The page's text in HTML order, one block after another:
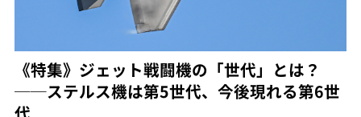
《特集》ジェット戦闘機の「世代」とは？
──ステルス機は第5世代、今後現れる第6世